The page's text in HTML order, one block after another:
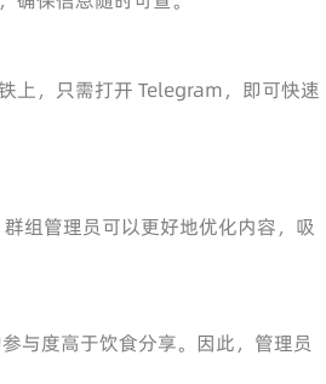
上，只需打开 Telegram，即可快速
组管理员可以更好地优化内容，吸
与度高于饮食分享。因此，管理员